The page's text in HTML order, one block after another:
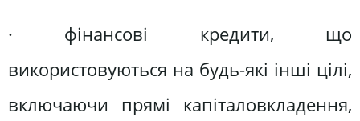
· фінансові кредити, що
використовуються на будь-які інші цілі,
включаючи прямі капіталовкладення,